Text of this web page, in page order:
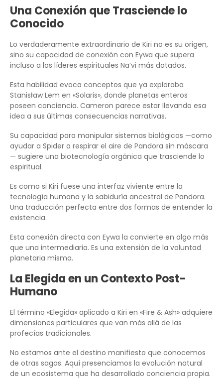
Una Conexión que Trasciende lo
Conocido
Lo verdaderamente extraordinario de Kiri no es su origen,
sino su capacidad de conexión con Eywa que supera
incluso a los líderes espirituales Na’vi más dotados.
Esta habilidad evoca conceptos que ya exploraba
Stanisław Lem en «Solaris», donde planetas enteros
poseen conciencia. Cameron parece estar llevando esa
idea a sus últimas consecuencias narrativas.
Su capacidad para manipular sistemas biológicos —como
ayudar a Spider a respirar el aire de Pandora sin máscara
— sugiere una biotecnología orgánica que trasciende lo
espiritual.
Es como si Kiri fuese una interfaz viviente entre la
tecnología humana y la sabiduría ancestral de Pandora.
Una traducción perfecta entre dos formas de entender la
existencia.
Esta conexión directa con Eywa la convierte en algo más
que una intermediaria. Es una extensión de la voluntad
planetaria misma.
La Elegida en un Contexto Post-
Humano
El término «Elegida» aplicado a Kiri en «Fire & Ash» adquiere
dimensiones particulares que van más allá de las
profecías tradicionales.
No estamos ante el destino manifiesto que conocemos
de otras sagas. Aquí presenciamos la evolución natural
de un ecosistema que ha desarrollado conciencia propia.